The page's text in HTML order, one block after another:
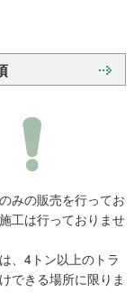
みの販売を行ってお
工は行っておりませ
、4トン以上のトラ
できる場所に限りま